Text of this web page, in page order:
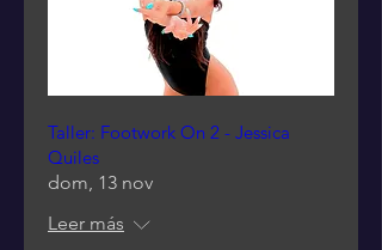
Taller: Footwork On 2 - Jessica
Quiles
dom, 13 nov
Leer más